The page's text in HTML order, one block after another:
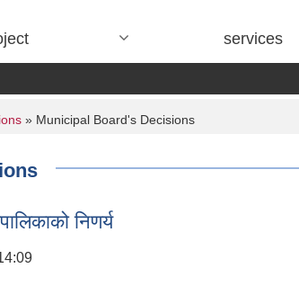
services
» Municipal Board's Decisions
निणर्य